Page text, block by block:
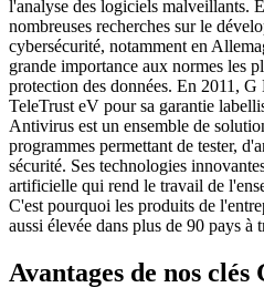
l'analyse des logiciels malveillants.
nombreuses recherches sur le
cybersécurité, notamment en
grande importance aux normes les
protection des données. En 2011,
TeleTrust eV pour sa garantie
Antivirus est un ensemble de
programmes permettant de tester,
sécurité. Ses technologies
artificielle qui rend le travail de
C'est pourquoi les produits de
aussi élevée dans plus de 90 pays à
Avantages de nos clés